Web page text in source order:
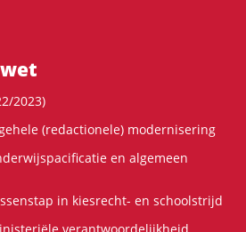
2023)
(redactionele) modernisering
en algemeen
in kiesrecht- en schoolstrijd